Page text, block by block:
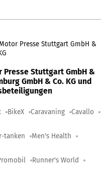
Presse Stuttgart GmbH &
Presse Stuttgart GmbH &
GmbH & Co. KG und
BikeX Caravaning Cavallo
tanken Men's Health
Runner's World